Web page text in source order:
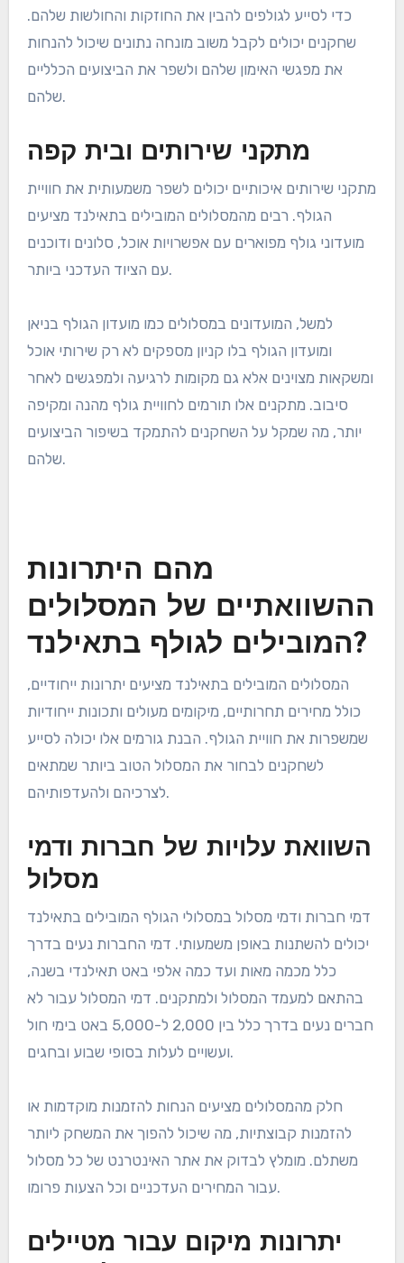
קליניקות וסדנאות סדירות הן גם נפוצות, מה שמאפשר
לגולפים ללמוד ממקצוענים מנוסים.
שילוב טכנולוגיה במעקב אחר
מסלולי גולף רבים בתאילנד משלבים כיום טכנולוגיה כדי
לשפר את המעקב אחר ביצועי השחקנים. זה כולל שימוש
במוניטורים להשקת כדורים, תוכנות לניתוח תנועות ומכשירי
GPS שמספקים תובנות מפורטות על משחקו של השחקן.
כדי לסייע לגולפים להבין את החוזקות והחולשות שלהם.
שחקנים יכולים לקבל משוב מונחה נתונים שיכול להנחות
את מפגשי האימון שלהם ולשפר את הביצועים הכלליים
שלהם.
מתקני שירותים ובית קפה
עם הציוד העדכני ביותר.
למשל, המועדונים במסלולים כמו מועדון הגולף בניאן
ומשקאות מצוינים אלא גם מקומות לרגיעה ולמפגשים לאחר
סיבוב. מתקנים אלו תורמים לחוויית גולף מהנה ומקיפה
יותר, מה שמקל על השחקנים להתמקד בשיפור הביצועים
שלהם.
מהם היתרונות
ההשוואתיים של המסלולים
המסלולים המובילים בתאילנד מציעים יתרונות ייחודיים,
כולל מחירים תחרותיים, מיקומים מעולים ותכונות ייחודיות
שמשפרות את חוויית הגולף. הבנת גורמים אלו יכולה לסייע
לצרכיהם ולהעדפותיהם.
השוואת עלויות של חברות ודמי
מסלול
דמי חברות ודמי מסלול במסלולי הגולף המובילים בתאילנד
יכולים להשתנות באופן משמעותי. דמי החברות נעים בדרך